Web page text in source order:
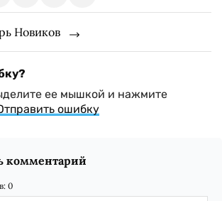
Новиков
ее мышкой и нажмите
ошибку
комментарий
0